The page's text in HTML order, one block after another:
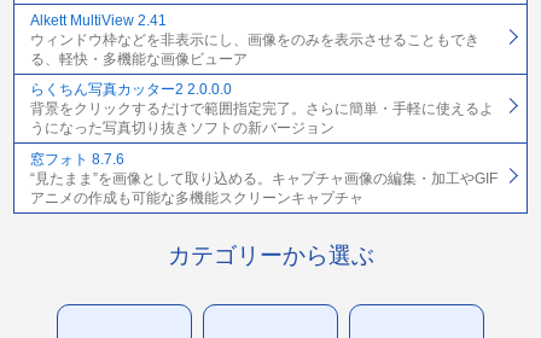
Alkett MultiView 2.41
ウィンドウ枠などを非表示にし、画像をのみを表示させることもでき
る、軽快・多機能な画像ビューア
らくちん写真カッター2 2.0.0.0
背景をクリックするだけで範囲指定完了。さらに簡単・手軽に使えるよ
うになった写真切り抜きソフトの新バージョン
窓フォト 8.7.6
“見たまま”を画像として取り込める。キャプチャ画像の編集・加工やGIF
アニメの作成も可能な多機能スクリーンキャプチャ
カテゴリーから選ぶ